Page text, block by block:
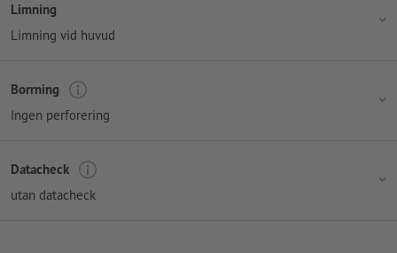
Limning
Limning vid huvud
Borrning
Ingen perforering
Datacheck
utan datacheck